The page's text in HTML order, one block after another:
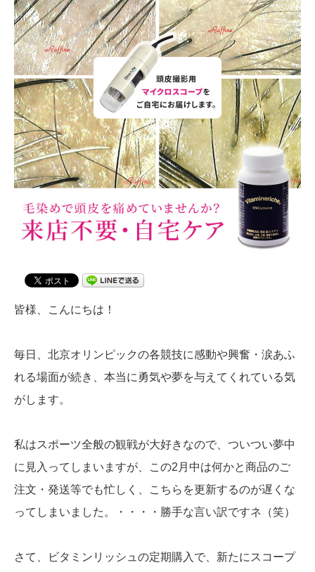
皆様、こんにちは！
毎日、北京オリンピックの各競技に感動や興奮・涙あふ
れる場面が続き、本当に勇気や夢を与えてくれている気
がします。
私はスポーツ全般の観戦が大好きなので、ついつい夢中
に見入ってしまいますが、この2月中は何かと商品のご
注文・発送等でも忙しく、こちらを更新するのが遅くな
ってしまいました。・・・・勝手な言い訳ですネ（笑）
さて、ビタミンリッシュの定期購入で、新たにスコープ